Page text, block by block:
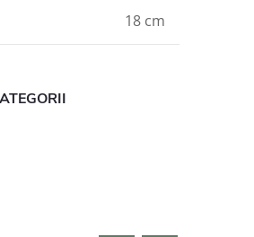
18 cm